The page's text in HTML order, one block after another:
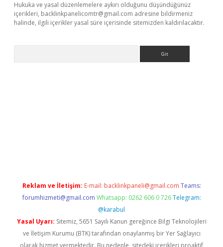
Hukuka ve yasal düzenlemelere aykırı olduğunu düşündüğünüz
içerikleri, backlinkpanelicomtr@gmail.com adresine bildirmeniz
halinde, ilgili içerikler yasal süre içerisinde sitemizden kaldırılacaktır.
Reklam ve İletişim: E-mail: backlinkpaneli@gmail.com Teams:
forumhizmeti@gmail.com Whatsapp: 0262 606 0 726 Telegram:
@karabul
Yasal Uyarı: Sitemiz, 5651 Sayılı Kanun gereğince Bilgi Teknolojileri
ve İletişim Kurumu (BTK) tarafından onaylanmış bir Yer Sağlayıcı
olarak hizmet vermektedir. Bu nedenle, sitedeki içerikleri proaktif